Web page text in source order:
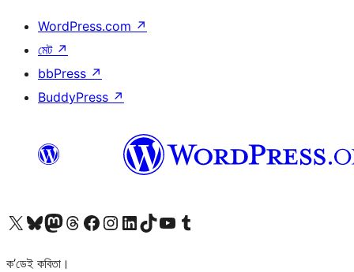
WordPress.com ↗
মেট ↗
bbPress ↗
BuddyPress ↗
আমাৰ X (আগৰ Twitter) একাউণ্টলৈ যাওকআমাৰ Bluesky একাউণ্টলৈ যাওকআমাৰ Mastodon একাউণ্টলৈ যাওকআমাৰ Threads একাউণ্টলৈ যাওকআমাৰ Facebook পৃষ্ঠালৈ যাওকআমাৰ Instagram একাউণ্টলৈ যাওকআমাৰ LinkedIn একাউণ্টলৈ যাওকআমাৰ TikTok একাউণ্টলৈ যাওকআমাৰ YouTube চেনেললৈ যাওকআমাৰ Tumblr একাউণ্টলৈ যাওক
ক’ডেই কবিতা।